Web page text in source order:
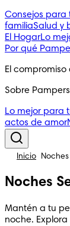
Consejos para
familiaSalud y
El HogarLo
Por qué
El
Sobre Pampers
Lo mejor para
actos de amor
Inicio
Noches
Mantén a tu
noche.